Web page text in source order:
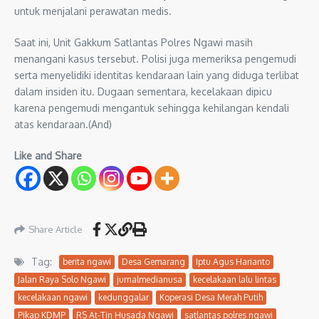
untuk menjalani perawatan medis.
Saat ini, Unit Gakkum Satlantas Polres Ngawi masih
menangani kasus tersebut. Polisi juga memeriksa pengemudi
serta menyelidiki identitas kendaraan lain yang diduga terlibat
dalam insiden itu. Dugaan sementara, kecelakaan dipicu
karena pengemudi mengantuk sehingga kehilangan kendali
atas kendaraan.(And)
Like and Share
Share Article
Tag: berita ngawi Desa Gemarang
Iptu Agus Harianto
Jalan Raya Solo Ngawi
jurnalmedianusa
kecelakaan lalu lintas
kecelakaan ngawi
kedunggalar
Koperasi Desa Merah Putih
Pikap KDMP
RS At-Tin Husada Ngawi satlantas polres ngawi